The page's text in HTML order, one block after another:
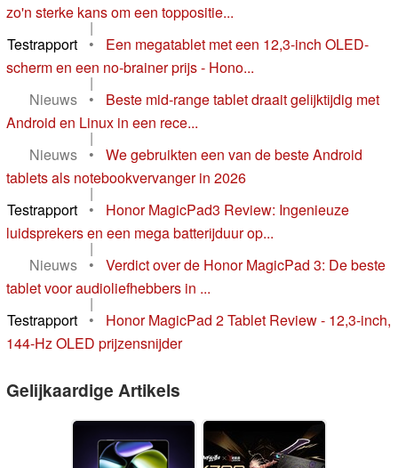
zo'n sterke kans om een toppositie...
|
Testrapport
•
Een megatablet met een 12,3-inch OLED-
scherm en een no-brainer prijs - Hono...
|
Nieuws
•
Beste mid-range tablet draait gelijktijdig met
Android en Linux in een rece...
|
Nieuws
•
We gebruikten een van de beste Android
tablets als notebookvervanger in 2026
|
Testrapport
•
Honor MagicPad3 Review: Ingenieuze
luidsprekers en een mega batterijduur op...
|
Nieuws
•
Verdict over de Honor MagicPad 3: De beste
tablet voor audioliefhebbers in ...
|
Testrapport
•
Honor MagicPad 2 Tablet Review - 12,3-inch,
144-Hz OLED prijzensnijder
Gelijkaardige Artikels